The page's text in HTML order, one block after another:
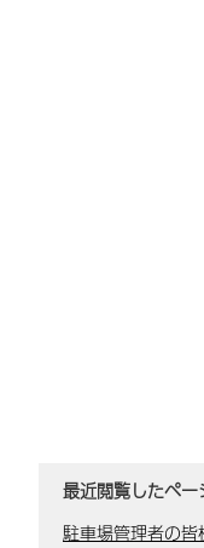
最近閲覧したペー
駐車場管理者の皆